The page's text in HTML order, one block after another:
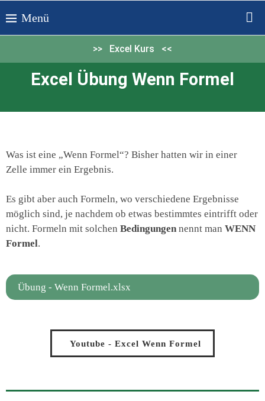
>> Excel Kurs <<
Excel Übung Wenn Formel
Was ist eine „Wenn Formel“? Bisher hatten wir in einer
Zelle immer ein Ergebnis.
Es gibt aber auch Formeln, wo verschiedene Ergebnisse
möglich sind, je nachdem ob etwas bestimmtes eintrifft oder
nicht. Formeln mit solchen Bedingungen nennt man WENN
Formel.
Übung - Wenn Formel.xlsx
Youtube - Excel Wenn Formel